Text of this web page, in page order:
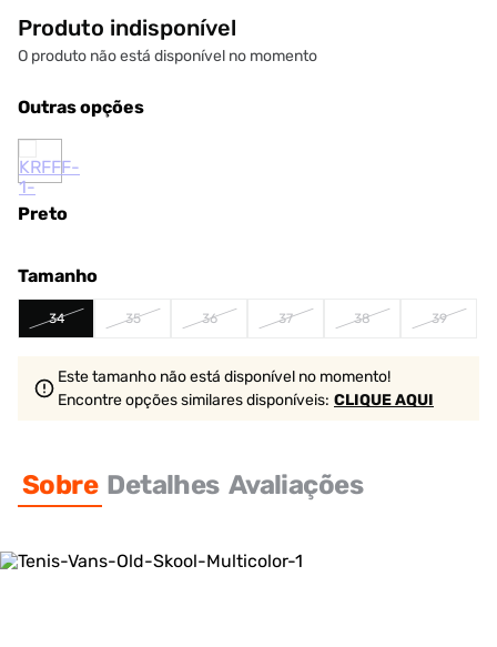
Produto indisponível
O produto não está disponível no momento
Outras opções
Preto
Tamanho
34 35 36 37 38 39
Este tamanho não está disponível no momento!
Encontre opções similaresdisponíveis: CLIQUE AQUI
Sobre Detalhes Avaliações